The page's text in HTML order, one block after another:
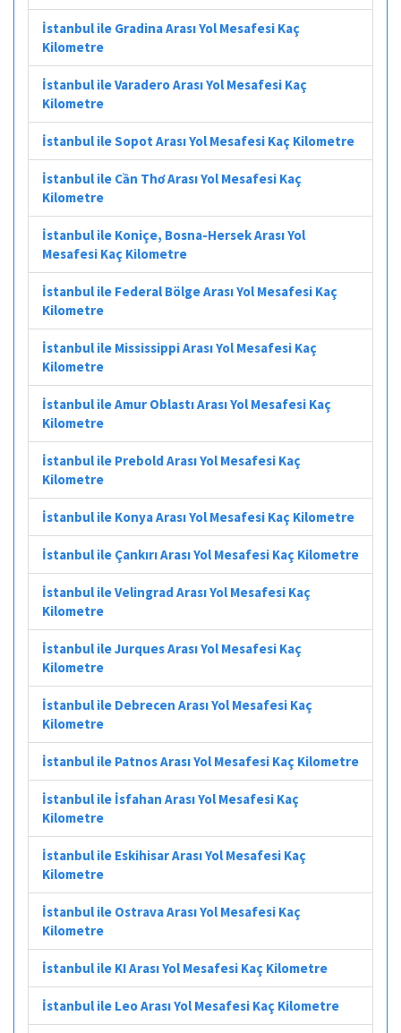
İstanbul ile Gradina Arası Yol Mesafesi Kaç
Kilometre
İstanbul ile Varadero Arası Yol Mesafesi Kaç
Kilometre
İstanbul ile Sopot Arası Yol Mesafesi Kaç Kilometre
İstanbul ile Cần Thơ Arası Yol Mesafesi Kaç
Kilometre
İstanbul ile Koniçe, Bosna-Hersek Arası Yol
Mesafesi Kaç Kilometre
İstanbul ile Federal Bölge Arası Yol Mesafesi Kaç
Kilometre
İstanbul ile Mississippi Arası Yol Mesafesi Kaç
Kilometre
İstanbul ile Amur Oblastı Arası Yol Mesafesi Kaç
Kilometre
İstanbul ile Prebold Arası Yol Mesafesi Kaç
Kilometre
İstanbul ile Konya Arası Yol Mesafesi Kaç Kilometre
İstanbul ile Çankırı Arası Yol Mesafesi Kaç Kilometre
İstanbul ile Velingrad Arası Yol Mesafesi Kaç
Kilometre
İstanbul ile Jurques Arası Yol Mesafesi Kaç
Kilometre
İstanbul ile Debrecen Arası Yol Mesafesi Kaç
Kilometre
İstanbul ile Patnos Arası Yol Mesafesi Kaç Kilometre
İstanbul ile İsfahan Arası Yol Mesafesi Kaç
Kilometre
İstanbul ile Eskihisar Arası Yol Mesafesi Kaç
Kilometre
İstanbul ile Ostrava Arası Yol Mesafesi Kaç
Kilometre
İstanbul ile KI Arası Yol Mesafesi Kaç Kilometre
İstanbul ile Leo Arası Yol Mesafesi Kaç Kilometre